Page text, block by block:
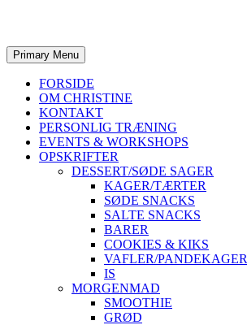
Primary Menu
FORSIDE
OM CHRISTINE
KONTAKT
PERSONLIG TRÆNING
EVENTS & WORKSHOPS
OPSKRIFTER
DESSERT/SØDE SAGER
KAGER/TÆRTER
SØDE SNACKS
SALTE SNACKS
BARER
COOKIES & KIKS
VAFLER/PANDEKAGER
IS
MORGENMAD
SMOOTHIE
GRØD